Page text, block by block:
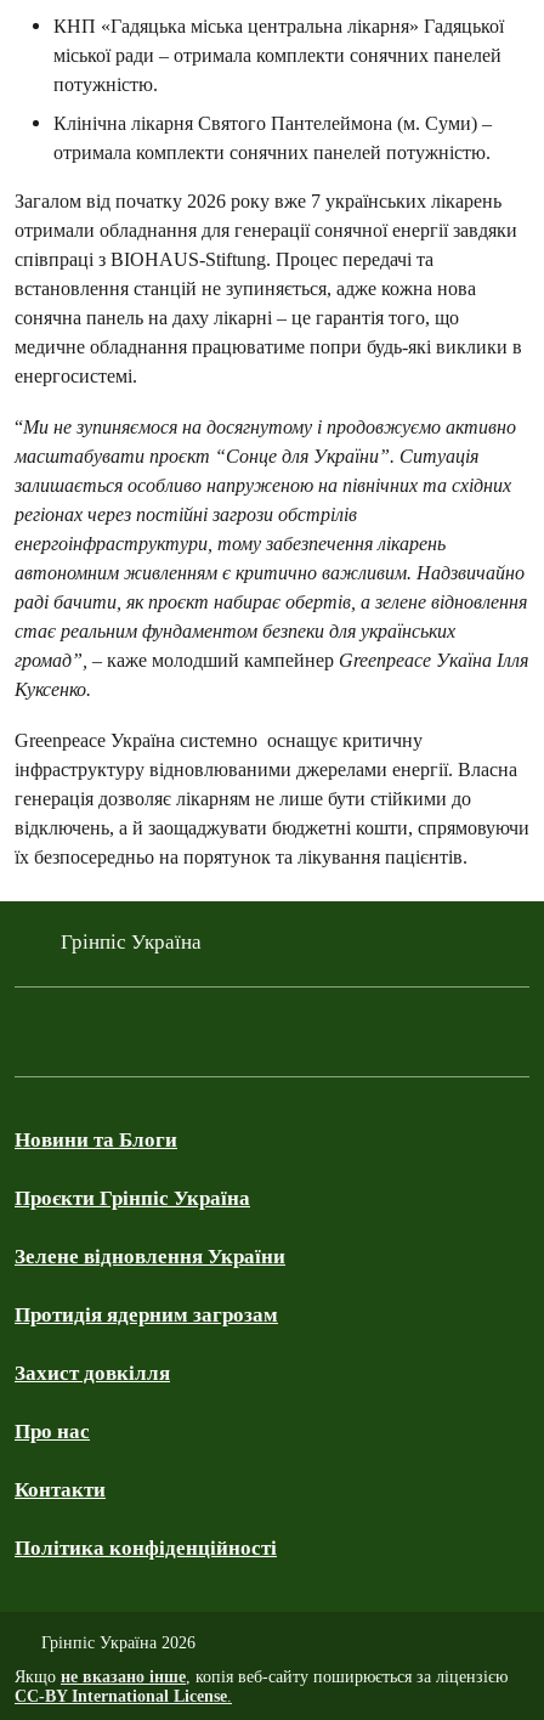
КНП «Гадяцька міська центральна лікарня» Гадяцької
міської ради – отримала комплекти сонячних панелей
потужністю.
Клінічна лікарня Святого Пантелеймона (м. Суми) –
отримала комплекти сонячних панелей потужністю.
Загалом від початку 2026 року вже 7 українських лікарень
отримали обладнання для генерації сонячної енергії завдяки
співпраці з BIOHAUS-Stiftung. Процес передачі та
встановлення станцій не зупиняється, адже кожна нова
сонячна панель на даху лікарні – це гарантія того, що
медичне обладнання працюватиме попри будь-які виклики в
енергосистемі.
“Ми не зупиняємося на досягнутому і продовжуємо активно
масштабувати проєкт “Сонце для України”. Ситуація
залишається особливо напруженою на північних та східних
регіонах через постійні загрози обстрілів
енергоінфраструктури, тому забезпечення лікарень
автономним живленням є критично важливим. Надзвичайно
раді бачити, як проєкт набирає обертів, а зелене відновлення
стає реальним фундаментом безпеки для українських
громад”, – каже молодший кампейнер Greenpeace Укаїна Ілля
Куксенко.
Greenpeace Україна системно оснащує критичну
інфраструктуру відновлюваними джерелами енергії. Власна
генерація дозволяє лікарням не лише бути стійкими до
відключень, а й заощаджувати бюджетні кошти, спрямовуючи
їх безпосередньо на порятунок та лікування пацієнтів.
Грінпіс Україна
Новини та Блоги
Проєкти Грінпіс Україна
Зелене відновлення України
Протидія ядерним загрозам
Захист довкілля
Про нас
Контакти
Політика конфіденційності
Грінпіс Україна 2026
Якщо не вказано інше, копія веб-сайту поширюється за ліцензією
CC-BY International License.